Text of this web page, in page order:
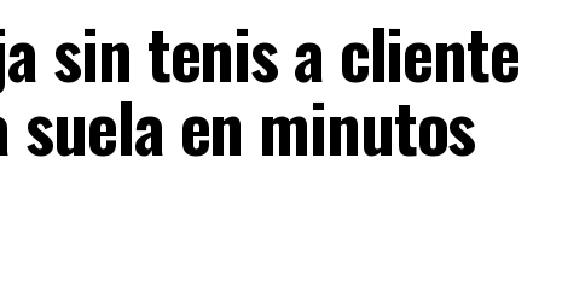
sin tenis a cliente
en minutos